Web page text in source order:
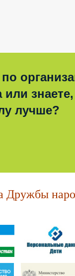
знаете,
лучше?